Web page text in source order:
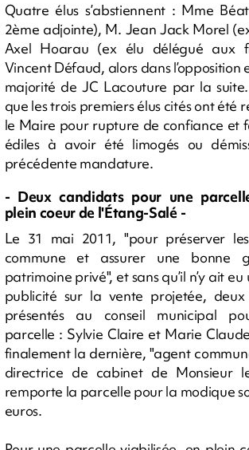
Quatre élus s’abstiennent : Mme
2ème adjointe), M. Jean Jack Morel
Axel Hoarau (ex élu délégué aux
Vincent Défaud, alors dans l’opposition
majorité de JC Lacouture par la
que les trois premiers élus cités ont été
le Maire pour rupture de confiance et
édiles à avoir été limogés ou
précédente mandature.
- Deux candidats pour une
plein coeur de l'Étang-Salé -
Le 31 mai 2011, "pour préserver
commune et assurer une bonne
patrimoine privé", et sans qu’il n’y ait
publicité sur la vente projetée,
présentés au conseil municipal
parcelle : Sylvie Claire et Marie
finalement la dernière, "agent
directrice de cabinet de
remporte la parcelle pour la modique
euros.